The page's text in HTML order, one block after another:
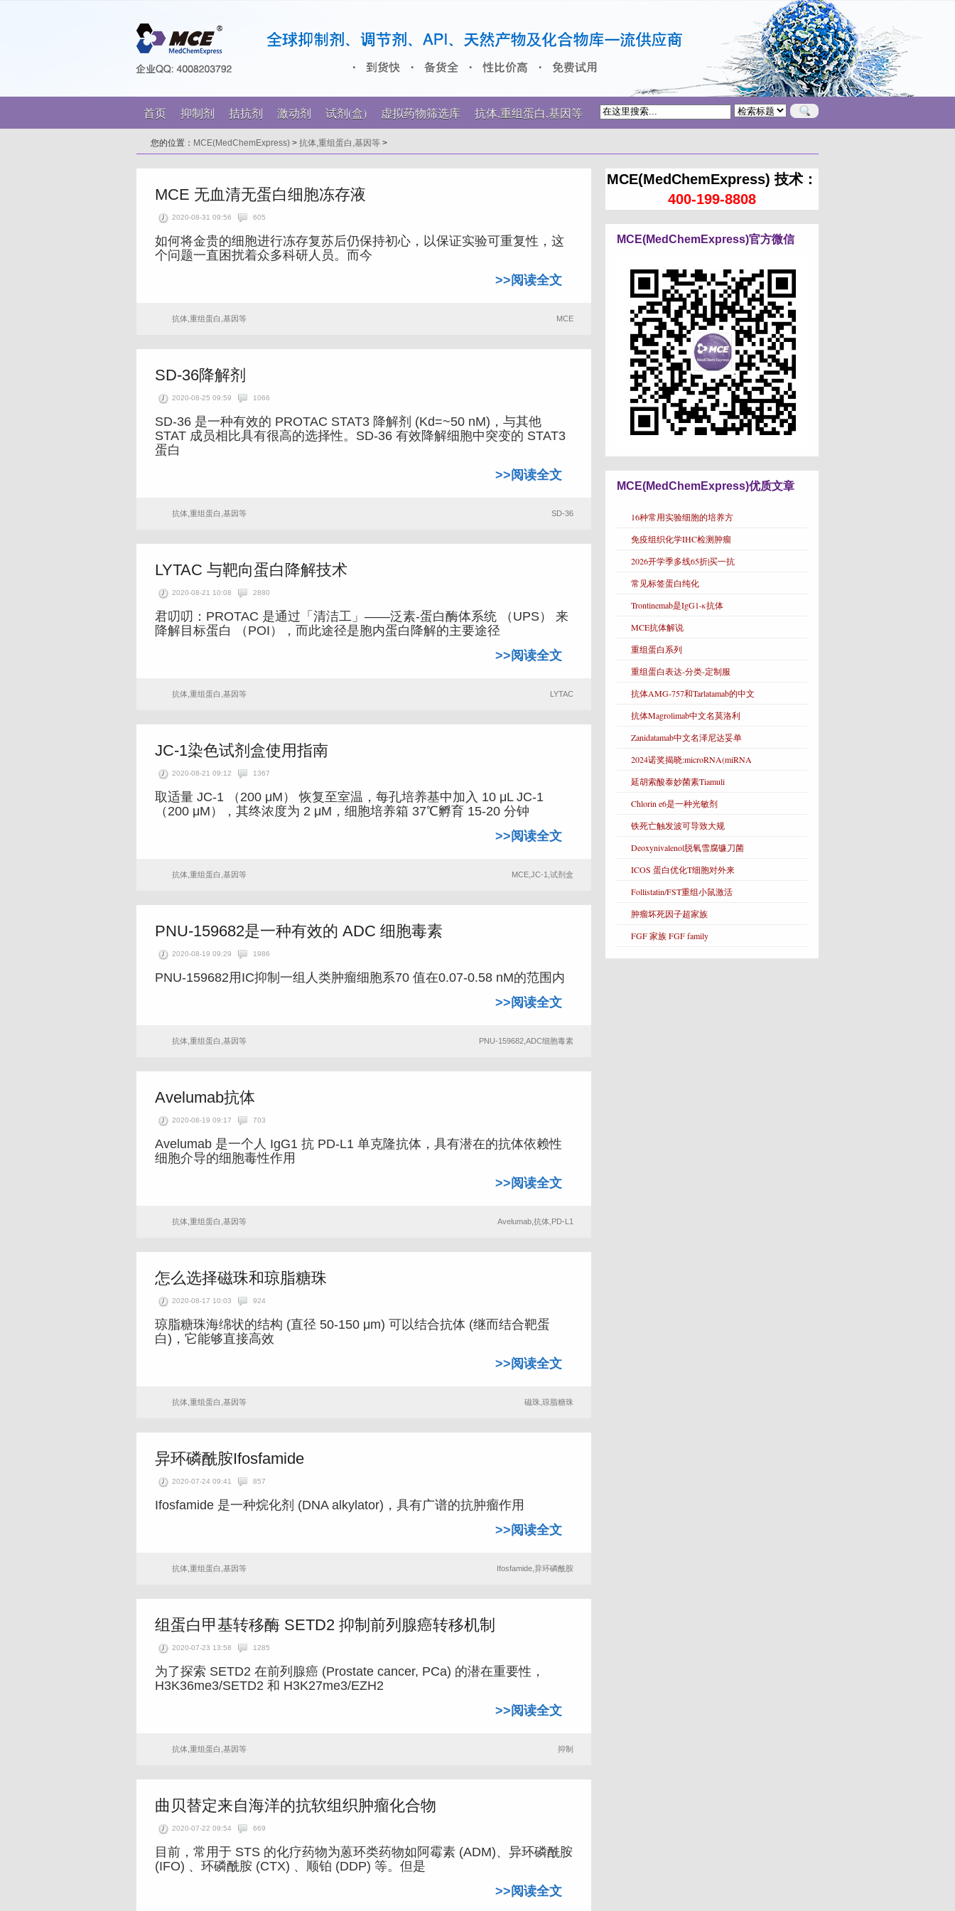
首页 抑制剂 拮抗剂 激动剂 试剂(盒) 虚拟药物筛选库 抗体,重组蛋白,基因等
您的位置： MCE(MedChemExpress) > 抗体,重组蛋白,基因等 >
MCE 无血清无蛋白细胞冻存液
2020-08-31 09:56 605
如何将金贵的细胞进行冻存复苏后仍保持初心，以保证实验可重复性，这
个问题一直困扰着众多科研人员。而今
>>阅读全文
抗体,重组蛋白,基因等 MCE
SD-36降解剂
2020-08-25 09:59 1066
SD-36 是一种有效的 PROTAC STAT3 降解剂 (Kd=~50 nM)，与其他
STAT 成员相比具有很高的选择性。SD-36 有效降解细胞中突变的 STAT3
蛋白
>>阅读全文
抗体,重组蛋白,基因等 SD-36
LYTAC 与靶向蛋白降解技术
2020-08-21 10:08 2880
君叨叨：PROTAC 是通过「清洁工」——泛素-蛋白酶体系统 （UPS） 来
降解目标蛋白 （POI），而此途径是胞内蛋白降解的主要途径
>>阅读全文
抗体,重组蛋白,基因等 LYTAC
JC-1染色试剂盒使用指南
2020-08-21 09:12 1367
取适量 JC-1 （200 μM） 恢复至室温，每孔培养基中加入 10 μL JC-1
（200 μM），其终浓度为 2 μM，细胞培养箱 37℃孵育 15-20 分钟
>>阅读全文
抗体,重组蛋白,基因等 MCE,JC-1,试剂盒
PNU-159682是一种有效的 ADC 细胞毒素
2020-08-19 09:29 1986
PNU-159682用IC抑制一组人类肿瘤细胞系70 值在0.07-0.58 nM的范围内
>>阅读全文
抗体,重组蛋白,基因等 PNU-159682,ADC细胞毒素
Avelumab抗体
2020-08-19 09:17 703
Avelumab 是一个人 IgG1 抗 PD-L1 单克隆抗体，具有潜在的抗体依赖性
细胞介导的细胞毒性作用
>>阅读全文
抗体,重组蛋白,基因等 Avelumab,抗体,PD-L1
怎么选择磁珠和琼脂糖珠
2020-08-17 10:03 924
琼脂糖珠海绵状的结构 (直径 50-150 μm) 可以结合抗体 (继而结合靶蛋
白)，它能够直接高效
>>阅读全文
抗体,重组蛋白,基因等 磁珠,琼脂糖珠
异环磷酰胺Ifosfamide
2020-07-24 09:41 857
Ifosfamide 是一种烷化剂 (DNA alkylator)，具有广谱的抗肿瘤作用
>>阅读全文
抗体,重组蛋白,基因等 Ifosfamide,异环磷酰胺
组蛋白甲基转移酶 SETD2 抑制前列腺癌转移机制
2020-07-23 13:58 1285
为了探索 SETD2 在前列腺癌 (Prostate cancer, PCa) 的潜在重要性，
H3K36me3/SETD2 和 H3K27me3/EZH2
>>阅读全文
抗体,重组蛋白,基因等 抑制
曲贝替定来自海洋的抗软组织肿瘤化合物
2020-07-22 09:54 669
目前，常用于 STS 的化疗药物为蒽环类药物如阿霉素 (ADM)、异环磷酰胺
(IFO) 、环磷酰胺 (CTX) 、顺铂 (DDP) 等。但是
>>阅读全文
MCE(MedChemExpress) 技术：
400-199-8808
MCE(MedChemExpress)官方微信
MCE(MedChemExpress)优质文章
16种常用实验细胞的培养方
免疫组织化学IHC检测肿瘤
2026开学季多线65折|买一抗
常见标签蛋白纯化
Trontinemab是IgG1-κ抗体
MCE抗体解说
重组蛋白系列
重组蛋白表达-分类-定制服
抗体AMG-757和Tarlatamab的中文
抗体Magrolimab中文名莫洛利
Zanidatamab中文名泽尼达妥单
2024诺奖揭晓:microRNA(miRNA
延胡索酸泰妙菌素Tiamuli
Chlorin e6是一种光敏剂
铁死亡触发波可导致大规
Deoxynivalenol脱氧雪腐镰刀菌
ICOS 蛋白优化T细胞对外来
Follistatin/FST重组小鼠激活
肿瘤坏死因子超家族
FGF 家族 FGF family